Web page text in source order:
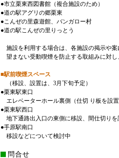
●市立栗東西図書館（複合施設のため）
●道の駅アグリの郷栗東
●こんぜの里森遊館、バンガロー村
●道の駅こんぜの里りっとう
施設を利用する場合は、各施設の掲示や案
望まない受動喫煙を防止する取組みに対
■駅前喫煙スペース
（移設、設置は、3月下旬予定）
●栗東駅東口
エレベーターホール裏側（仕切 り板を設
●栗東駅西口
地下通路出入口の東側に移設、間仕切りを
●手原駅南口
移設などについて検討中
問合せ